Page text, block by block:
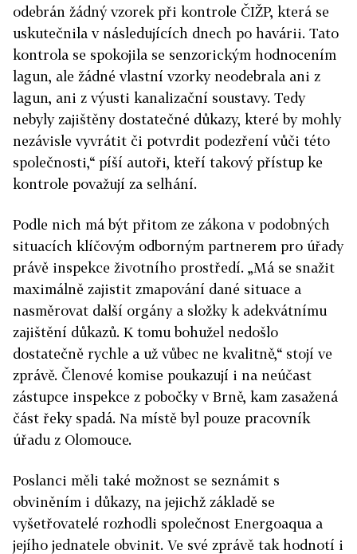
odebrán žádný vzorek při kontrole ČIŽP, která se
uskutečnila v následujících dnech po havárii. Tato
kontrola se spokojila se senzorickým hodnocením
lagun, ale žádné vlastní vzorky neodebrala ani z
lagun, ani z výusti kanalizační soustavy. Tedy
nebyly zajištěny dostatečné důkazy, které by mohly
nezávisle vyvrátit či potvrdit podezření vůči této
společnosti,“ píší autoři, kteří takový přístup ke
kontrole považují za selhání.
Podle nich má být přitom ze zákona v podobných
situacích klíčovým odborným partnerem pro úřady
právě inspekce životního prostředí. „Má se snažit
maximálně zajistit zmapování dané situace a
nasměrovat další orgány a složky k adekvátnímu
zajištění důkazů. K tomu bohužel nedošlo
dostatečně rychle a už vůbec ne kvalitně,“ stojí ve
zprávě. Členové komise poukazují i na neúčast
zástupce inspekce z pobočky v Brně, kam zasažená
část řeky spadá. Na místě byl pouze pracovník
úřadu z Olomouce.
Poslanci měli také možnost se seznámit s
obviněním i důkazy, na jejichž základě se
vyšetřovatelé rozhodli společnost Energoaqua a
jejího jednatele obvinit. Ve své zprávě tak hodnotí i